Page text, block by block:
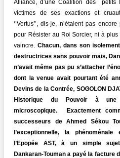
Alliance, d’une Coalition des
victimes de ses exactions et
‘’Vertus’’, dis-je, n’étaient pas
pour Résister au Roi Sorcier, ni à plus
vaincre. Chacun, dans son
destructrices sans pouvoir mais,
n’avait même pas pu s’attacher
dont la venue avait pourtant été
Devins de la Contrée, SOGOLON
Historique du Pouvoir à une
microscopique. Exactement
successeurs de Ahmed Sékou
l’exceptionnelle, la
l’Epopée AST, à un simple
Dankaran-Touman a payé la facture